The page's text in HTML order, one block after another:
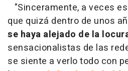
"Sinceramente, a veces
que quizá dentro de unos
se haya alejado de la
sensacionalistas de las
se siente a verlo todo con